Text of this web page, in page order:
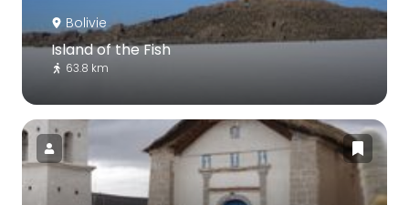
Bolivie
Island of the Fish
63.8 km